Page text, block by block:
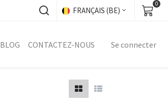
FRANÇAIS (BE)
0
BLOG CONTACTEZ-NOUS Se connecter